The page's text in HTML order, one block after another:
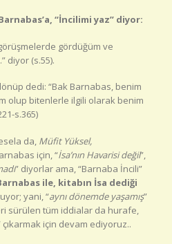
“İncilimi yaz” diyor:
gördüğüm ve
diyor (s.55).
dedi: “Bak Barnabas, benim
olup bitenlerle ilgili olarak benim
s.365)
da, Müfit Yüksel,
için, “İsa’nın Havarisi değil”,
” diyorlar ama, “Barnaba İncili”
ile, kitabın İsa dediği
yani, “aynı dönemde yaşamış”
sürülen tüm iddialar da hurafe,
çıkarmak için devam ediyoruz..